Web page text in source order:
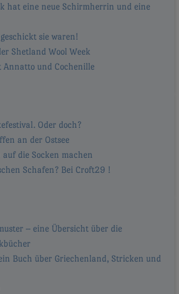
hat eine neue Schirmherrin und eine
sie waren!
Shetland Wool Week
und Cochenille
Oder doch?
an der Ostsee
die Socken machen
Schafen? Bei Croft29 !
– eine Übersicht über die
Buch über Griechenland, Stricken und